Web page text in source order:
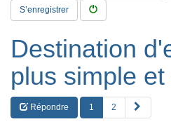
S’enregistrer
Destination
plus simple
Répondre 1 2
u